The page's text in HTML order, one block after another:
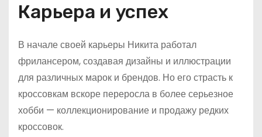
Карьера и успех
В начале своей карьеры Никита работал
фрилансером, создавая дизайны и иллюстрации
для различных марок и брендов. Но его страсть к
кроссовкам вскоре переросла в более серьезное
хобби — коллекционирование и продажу редких
кроссовок.